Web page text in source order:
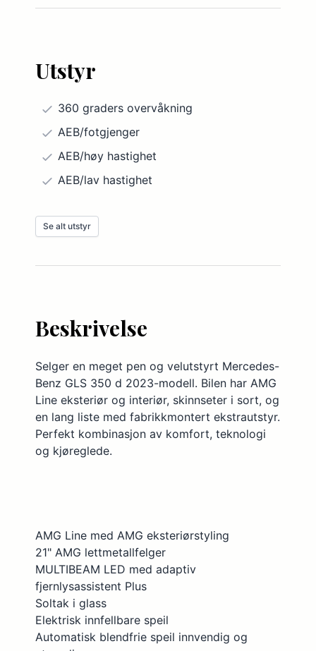
Utstyr
360 graders overvåkning
AEB/fotgjenger
AEB/høy hastighet
AEB/lav hastighet
Aktive hodestøtter foran
Avstandsfølere foran og bak
Bakluke, elektrisk åpning
Bakseter, delt
Bakseter, justerbart
Bakseter, nedfellbart
Elektrisk seteregulering foran
Elektrisk soltak
Fartsholder med fartsbegrenser
Felger, aluminium
Filskiftvarsler dynamisk
Se alt utstyr
Beskrivelse
Selger en meget pen og velutstyrt Mercedes-
Benz GLS 350 d 2023-modell. Bilen har AMG
Line eksteriør og interiør, skinnseter i sort, og
en lang liste med fabrikkmontert ekstrautstyr.
Perfekt kombinasjon av komfort, teknologi
og kjøreglede.
AMG Line med AMG eksteriørstyling
21" AMG lettmetallfelger
MULTIBEAM LED med adaptiv
fjernlysassistent Plus
Soltak i glass
Elektrisk innfellbare speil
Automatisk blendfrie speil innvendig og